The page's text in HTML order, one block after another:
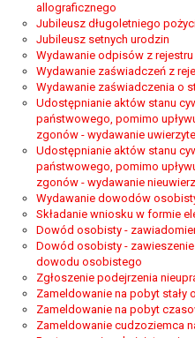
allograficznego
Jubileusz długoletniego
Jubileusz setnych urodzin
Wydawanie odpisów z
Wydawanie zaświadczeń z
Wydawanie zaświadczenia o
Udostępnianie aktów stanu
państwowego, pomimo
zgonów - wydawanie
Udostępnianie aktów stanu
państwowego, pomimo
zgonów - wydawanie
Wydawanie dowodów
Składanie wniosku w formie
Dowód osobisty -
Dowód osobisty -
dowodu osobistego
Zgłoszenie podejrzenia
Zameldowanie na pobyt stały
Zameldowanie na pobyt
Zameldowanie cudzoziemca